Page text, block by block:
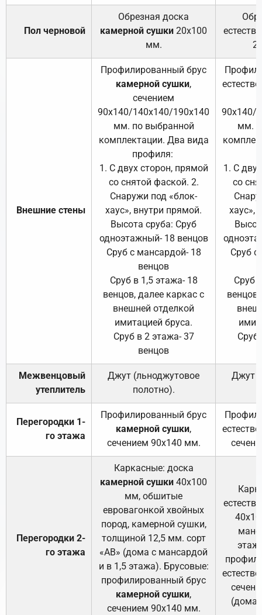
Пол черновой
Обрезная доска
камерной сушки 20х100
мм.
Внешние стены
Профилированный брус
камерной сушки,
сечением
90х140/140х140/190х140
мм. по выбранной
комплектации. Два вида
профиля:
1. С двух сторон, прямой
со снятой фаской. 2.
Снаружи под «блок-
хаус», внутри прямой.
Высота сруба: Сруб
одноэтажный- 18 венцов
Сруб с мансардой- 18
венцов
Сруб в 1,5 этажа- 18
венцов, далее каркас с
внешней отделкой
имитацией бруса.
Сруб в 2 этажа- 37
венцов
90х140/
мм.
1. С
со
хаус»,
Сруб с
Сруб
Сруб
Межвенцовый
утеплитель
Джут (льноджутовое
полотно).
Джут
Перегородки 1-
го этажа
Профилированный брус
камерной сушки,
сечением 90х140 мм.
Перегородки 2-
го этажа
Каркасные: доска
камерной сушки 40х100
мм, обшитые
евровагонкой хвойных
пород, камерной сушки,
толщиной 12,5 мм. сорт
«АВ» (дома с мансардой
и в 1,5 этажа). Брусовые:
профилированный брус
камерной сушки,
сечением 90х140 мм.
(дома